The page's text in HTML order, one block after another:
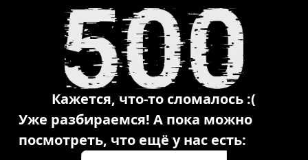
Кажется, что-то сломалось :(
Уже разбираемся! А пока можно
посмотреть, что ещё у нас есть: